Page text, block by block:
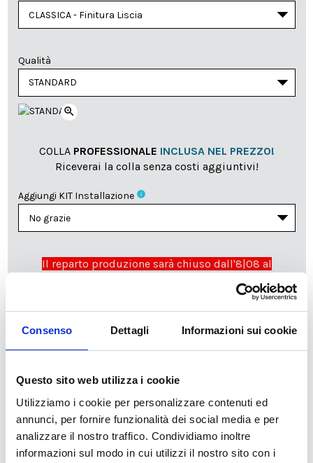
Consenso Dettagli Informazioni sui cookie
Questo sito web utilizza i cookie
Utilizziamo i cookie per personalizzare contenuti ed
annunci, per fornire funzionalità dei social media e per
analizzare il nostro traffico. Condividiamo inoltre
informazioni sul modo in cui utilizzi il nostro sito con i
Qualità
zoom_in
COLLA PROFESSIONALE INCLUSA NEL PREZZO!
Riceverai la colla senza costi aggiuntivi!
Aggiungi KIT Installazione info
Il reparto produzione sarà chiuso dall'8|08 al
a partire dal 24|08|2026e
spediti compatibilmente con i tempi di produzione e
spedizione necessari.
cartadaparati.it vi augura una Felice Estate!
34,49 € 49,28 € -30%
Tasse incluse